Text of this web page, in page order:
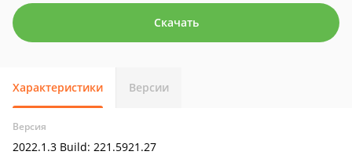
Скачать
Характеристики Версии
Версия
2022.1.3 Build: 221.5921.27